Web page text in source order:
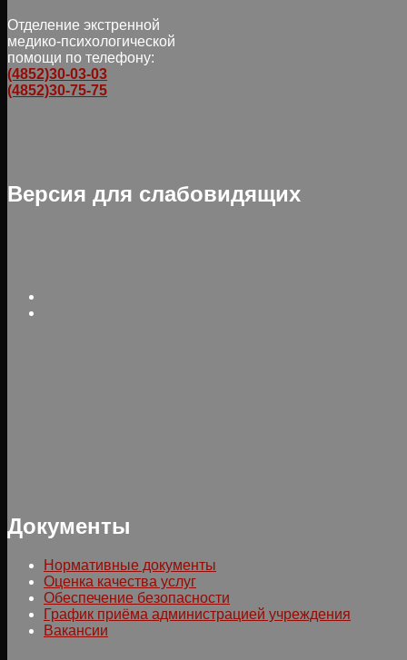
Отделение экстренной
медико-психологической
помощи по телефону:
(4852)30-03-03
(4852)30-75-75
Версия для слабовидящих
Документы
Нормативные документы
Оценка качества услуг
Обеспечение безопасности
График приёма администрацией учреждения
Вакансии